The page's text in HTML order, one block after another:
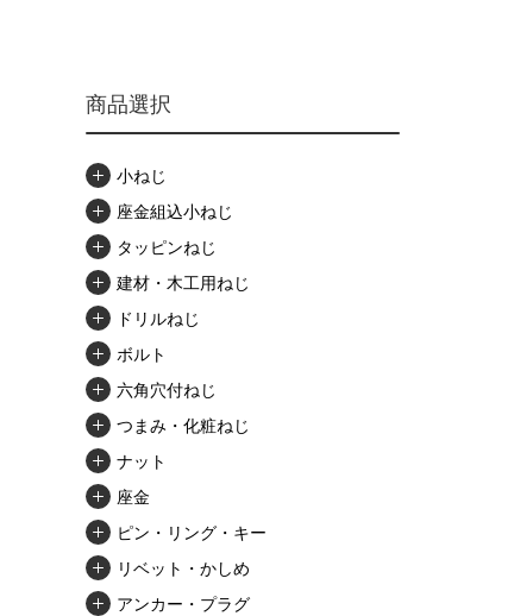
商品選択
小ねじ
座金組込小ねじ
タッピンねじ
建材・木工用ねじ
ドリルねじ
ボルト
六角穴付ねじ
つまみ・化粧ねじ
ナット
座金
ピン・リング・キー
リベット・かしめ
アンカー・プラグ